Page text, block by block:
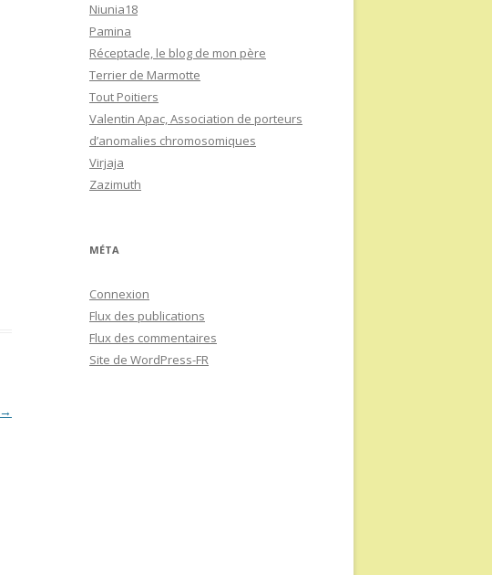
→
Niunia18
Pamina
Réceptacle, le blog de mon père
Terrier de Marmotte
Tout Poitiers
Valentin Apac, Association de porteurs
d’anomalies chromosomiques
Virjaja
Zazimuth
MÉTA
Connexion
Flux des publications
Flux des commentaires
Site de WordPress-FR